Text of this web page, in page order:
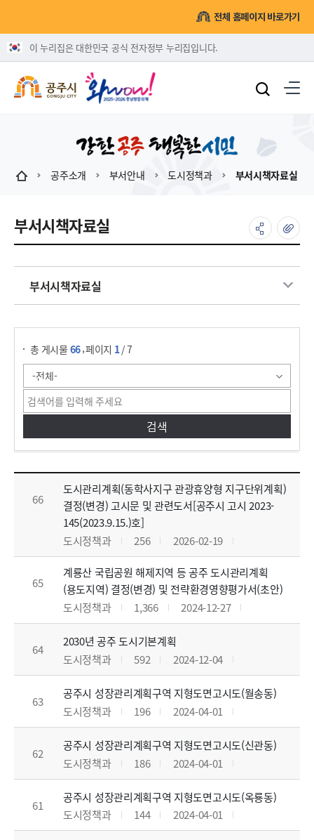
전체 홈페이지 바로가기
이 누리집은 대한민국 공식 전자정부 누리집입니다.
공주소개 부서안내 도시정책과 부서시책자료실
부서시책자료실
부서시책자료실
게시물 검색
총 게시물66,페이지 1/ 7
부서시책자료실 목록으로 번호, 제목, 작성자, 조회수,등록일, 첨부파일로 나열 되고 있습니다.
66
도시관리계획(동학사지구 관광휴양형 지구단위계획)
결정(변경) 고시문 및 관련도서[공주시 고시 2023-
145(2023.9.15.)호]
도시정책과
256 2026-02-19
65
계룡산 국립공원 해제지역 등 공주 도시관리계획
(용도지역) 결정(변경) 및 전략환경영향평가서(초안)
도시정책과
1,366 2024-12-27
64
2030년 공주 도시기본계획
도시정책과
592 2024-12-04
63
공주시 성장관리계획구역 지형도면고시도(월송동)
도시정책과
196 2024-04-01
62
공주시 성장관리계획구역 지형도면고시도(신관동)
도시정책과
186 2024-04-01
61
공주시 성장관리계획구역 지형도면고시도(옥룡동)
도시정책과
144 2024-04-01